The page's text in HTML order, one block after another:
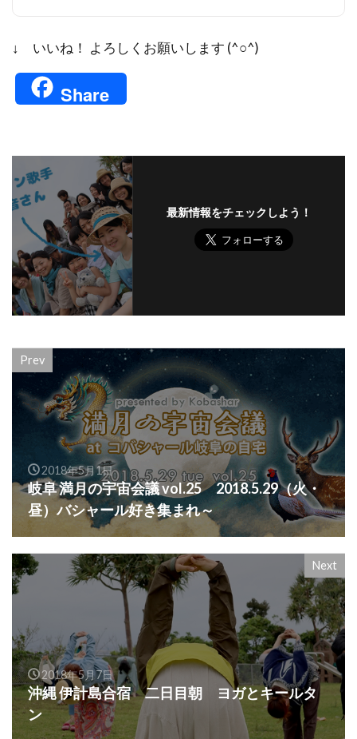
↓ いいね！ よろしくお願いします (^○^)
Share
最新情報をチェックしよう！
Prev
2018年5月1日
岐阜 満月の宇宙会議 vol.25 2018.5.29（火・
昼）バシャール好き集まれ～
Next
2018年5月7日
沖縄 伊計島合宿 二日目朝 ヨガとキールタ
ン